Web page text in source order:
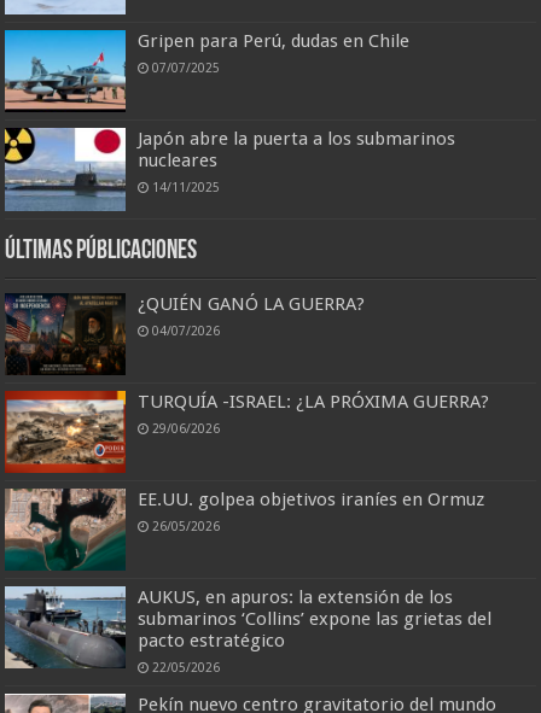
Gripen para Perú, dudas en Chile
07/07/2025
Japón abre la puerta a los submarinos
nucleares
14/11/2025
Últimas Públicaciones
¿QUIÉN GANÓ LA GUERRA?
04/07/2026
TURQUÍA -ISRAEL: ¿LA PRÓXIMA GUERRA?
29/06/2026
EE.UU. golpea objetivos iraníes en Ormuz
26/05/2026
AUKUS, en apuros: la extensión de los
submarinos ‘Collins’ expone las grietas del
pacto estratégico
22/05/2026
Pekín nuevo centro gravitatorio del mundo